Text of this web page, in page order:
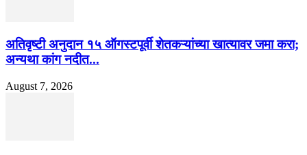
अतिवृष्टी अनुदान १५ ऑगस्टपूर्वी शेतकऱ्यांच्या खात्यावर जमा करा;
अन्यथा कांग नदीत...
August 7, 2026